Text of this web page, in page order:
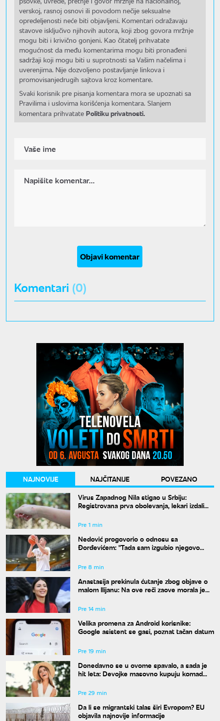
verskoj, rasnoj osnovi ili povodom nečije seksualne
opredeljenosti neće biti objavljeni. Komentari odražavaju
stavove isključivo njihovih autora, koji zbog govora mržnje
mogu biti i krivično gonjeni. Kao čitatelj prihvatate
mogućnost da među komentarima mogu biti pronađeni
sadržaji koji mogu biti u suprotnosti sa Vašim načelima i
uverenjima. Nije dozvoljeno postavljanje linkova i
promovisanjedrugih sajtova kroz komentare.
Svaki korisnik pre pisanja komentara mora se upoznati sa
Pravilima i uslovima korišćenja komentara. Slanjem
komentara prihvatate Politiku privatnosti.
Objavi komentar
Komentari (0)
NAJNOVIJE NAJČITANIJE
POVEZANO
Virus Zapadnog Nila stigao u Srbiju:
Registrovana prva obolevanja, lekari izdali
Pre 1 min
Nedović progovorio o odnosu sa
Đorđevićem: "Tada sam izgubio njegovo
Pre 8 min
Anastasija prekinula ćutanje zbog objave o
malom Ilijanu: Na ove reči zaove morala je
Pre 14 min
Velika promena za Android korisnike:
Google asistent se gasi, poznat tačan datum
Pre 19 min
Donedavno se u ovome spavalo, a sada je
hit leta: Devojke masovno kupuju komad
Pre 29 min
Da li se migrantski talas širi Evropom? EU
objavila najnovije informacije